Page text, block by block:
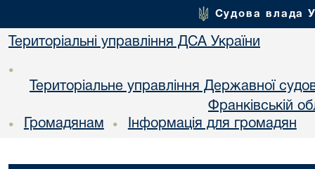
Судова влада
Територіальні управління ДСА України
•
Територіальне управління Державної
Франкiвській
• Громадянам • Інформація для громадян